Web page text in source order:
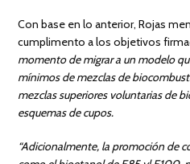
Con base en lo anterior, Rojas
cumplimento a los objetivos
momento de migrar a un modelo
mínimos de mezclas de
mezclas superiores voluntarias de
esquemas de cupos.
“Adicionalmente, la promoción de